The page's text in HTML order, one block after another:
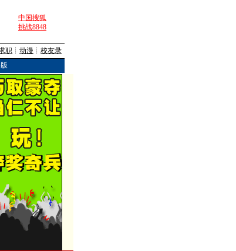
中国搜狐
挑战8848
职 ┊ 动漫 ┊ 校友录